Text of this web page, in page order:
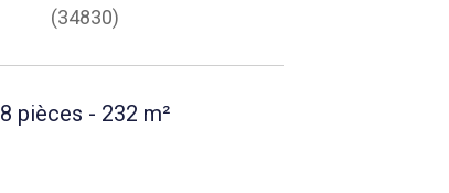
(34830)
8 pièces - 232 m²